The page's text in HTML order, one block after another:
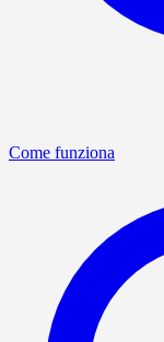
Come funziona